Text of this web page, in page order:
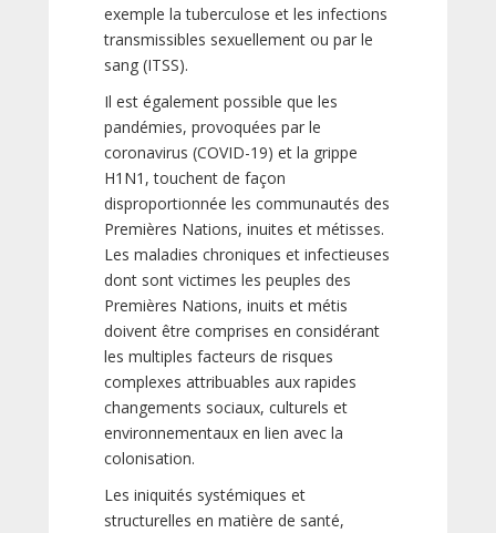
exemple la tuberculose et les infections
transmissibles sexuellement ou par le
sang (ITSS).
Il est également possible que les
pandémies, provoquées par le
coronavirus (COVID-19) et la grippe
H1N1, touchent de façon
disproportionnée les communautés des
Premières Nations, inuites et métisses.
Les maladies chroniques et infectieuses
dont sont victimes les peuples des
Premières Nations, inuits et métis
doivent être comprises en considérant
les multiples facteurs de risques
complexes attribuables aux rapides
changements sociaux, culturels et
environnementaux en lien avec la
colonisation.
Les iniquités systémiques et
structurelles en matière de santé,